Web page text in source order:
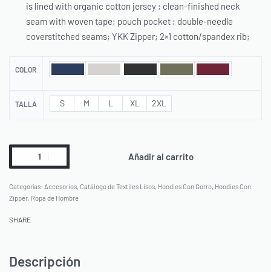
is lined with organic cotton jersey ; clean-finished neck
seam with woven tape; pouch pocket ; double-needle
coverstitched seams; YKK Zipper; 2×1 cotton/spandex rib;
COLOR
TALLA S M L XL 2XL
Añadir al carrito
Categorías: Accesorios Catálogo de Textiles Lisos Hoodies Con Gorro Hoodies Con
Zipper Ropa de Hombre
SHARE
Descripción